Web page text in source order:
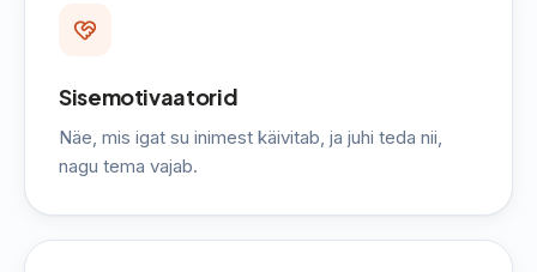
Sisemotivaatorid
Näe, mis igat su inimest käivitab, ja juhi teda nii,
nagu tema vajab.